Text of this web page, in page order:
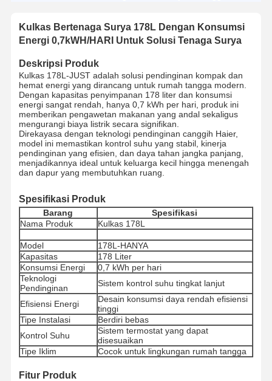
Kulkas Bertenaga Surya 178L Dengan Konsumsi
Energi 0,7kWH/HARI Untuk Solusi Tenaga Surya
Deskripsi Produk
Kulkas 178L-JUST adalah solusi pendinginan kompak dan
hemat energi yang dirancang untuk rumah tangga modern.
Dengan kapasitas penyimpanan 178 liter dan konsumsi
energi sangat rendah, hanya 0,7 kWh per hari, produk ini
memberikan pengawetan makanan yang andal sekaligus
mengurangi biaya listrik secara signifikan.
Direkayasa dengan teknologi pendinginan canggih Haier,
model ini memastikan kontrol suhu yang stabil, kinerja
pendinginan yang efisien, dan daya tahan jangka panjang,
menjadikannya ideal untuk keluarga kecil hingga menengah
dan dapur yang membutuhkan ruang.
Spesifikasi Produk
Barang
Spesifikasi
Nama Produk
Kulkas 178L
Model
178L-HANYA
Kapasitas
178 Liter
Konsumsi Energi
0,7 kWh per hari
Teknologi
Pendinginan
Sistem kontrol suhu tingkat lanjut
Efisiensi Energi
Desain konsumsi daya rendah efisiensi
tinggi
Tipe Instalasi
Berdiri bebas
Kontrol Suhu
Sistem termostat yang dapat
disesuaikan
Tipe Iklim
Cocok untuk lingkungan rumah tangga
Fitur Produk